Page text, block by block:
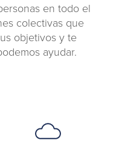
en todo el
colectivas que
objetivos y te
ayudar.